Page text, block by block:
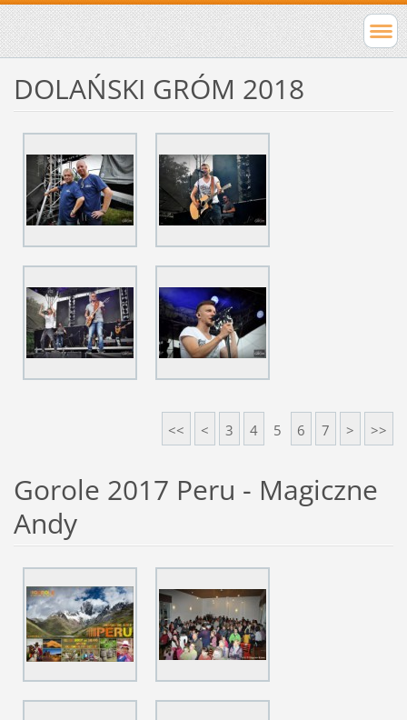
DOLAŃSKI GRÓM 2018
<< < 3 4 5 6 7 > >>
Gorole 2017 Peru - Magiczne
Andy